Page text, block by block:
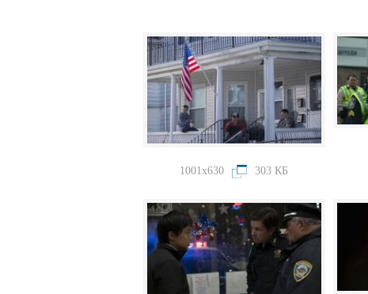
1001x630 303 КБ